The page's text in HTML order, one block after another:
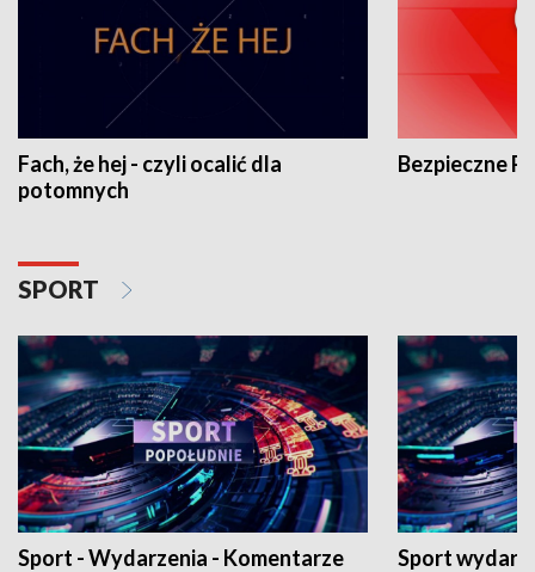
Fach, że hej - czyli ocalić dla
potomnych
Bezpieczne
SPORT
Sport - Wydarzenia - Komentarze Sport